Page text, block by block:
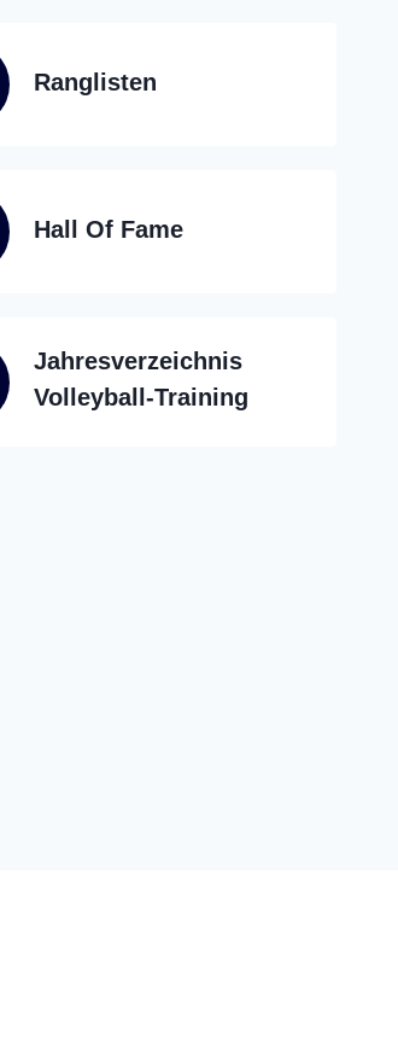
Ranglisten
Hall Of Fame
Jahresverzeichnis
Volleyball-Training